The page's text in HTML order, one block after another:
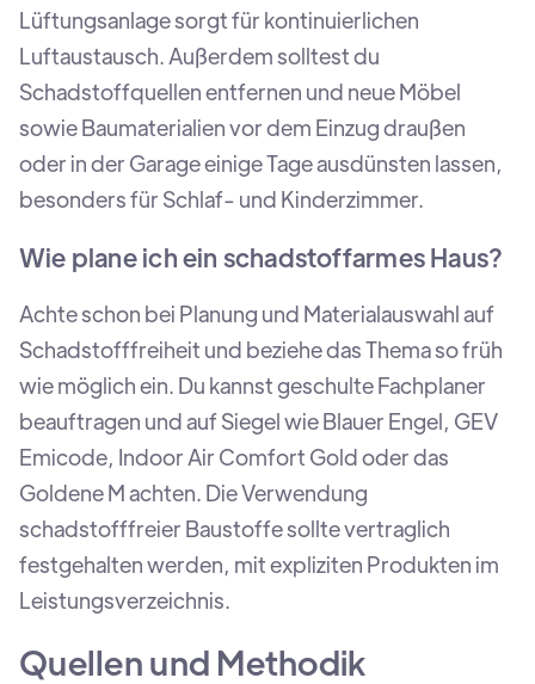
Lüftungsanlage sorgt für kontinuierlichen
Luftaustausch. Außerdem solltest du
Schadstoffquellen entfernen und neue Möbel
sowie Baumaterialien vor dem Einzug draußen
oder in der Garage einige Tage ausdünsten lassen,
besonders für Schlaf- und Kinderzimmer.
Wie plane ich ein schadstoffarmes Haus?
Achte schon bei Planung und Materialauswahl auf
Schadstofffreiheit und beziehe das Thema so früh
wie möglich ein. Du kannst geschulte Fachplaner
beauftragen und auf Siegel wie Blauer Engel, GEV
Emicode, Indoor Air Comfort Gold oder das
Goldene M achten. Die Verwendung
schadstofffreier Baustoffe sollte vertraglich
festgehalten werden, mit expliziten Produkten im
Leistungsverzeichnis.
Quellen und Methodik